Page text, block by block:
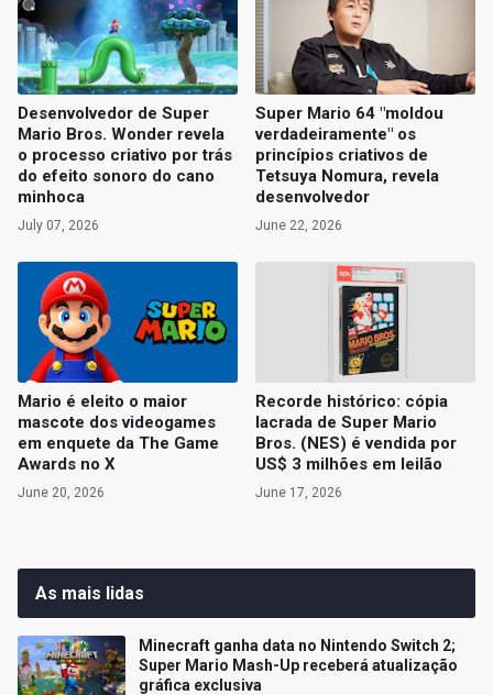
Desenvolvedor de Super
Mario Bros. Wonder revela
o processo criativo por trás
do efeito sonoro do cano
minhoca
July 07, 2026
Super Mario 64 "moldou
verdadeiramente" os
princípios criativos de
Tetsuya Nomura, revela
desenvolvedor
June 22, 2026
Mario é eleito o maior
mascote dos videogames
em enquete da The Game
Awards no X
June 20, 2026
Recorde histórico: cópia
lacrada de Super Mario
Bros. (NES) é vendida por
US$ 3 milhões em leilão
June 17, 2026
As mais lidas
Minecraft ganha data no Nintendo Switch 2;
Super Mario Mash-Up receberá atualização
gráfica exclusiva